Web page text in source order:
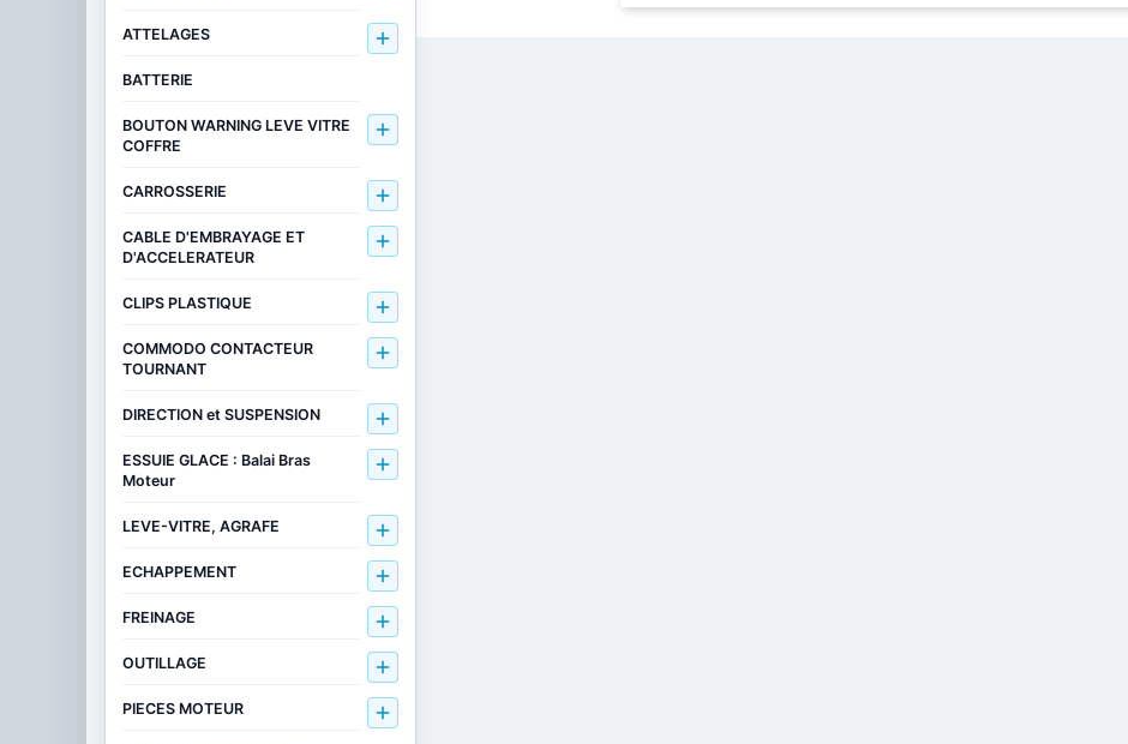
ATTELAGES 
BATTERIE
BOUTON WARNING LEVE VITRE
COFFRE

CARROSSERIE 
CABLE D'EMBRAYAGE ET
D'ACCELERATEUR

CLIPS PLASTIQUE 
COMMODO CONTACTEUR
TOURNANT

DIRECTION et SUSPENSION 
ESSUIE GLACE : Balai Bras
Moteur

LEVE-VITRE, AGRAFE 
ECHAPPEMENT 
FREINAGE 
OUTILLAGE 
PIECES MOTEUR 